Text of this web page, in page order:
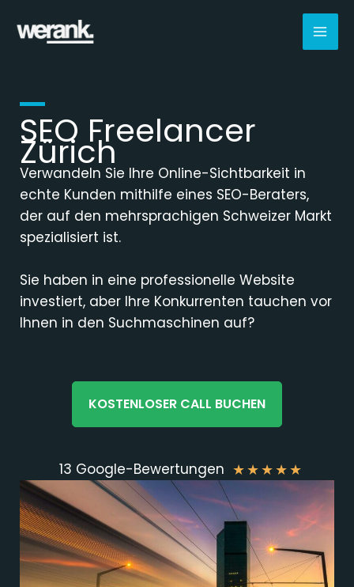
Inhalt
SEO Freelancer
Zürich
Verwandeln Sie Ihre Online-Sichtbarkeit in
echte Kunden mithilfe eines SEO-Beraters,
der auf den mehrsprachigen Schweizer Markt
spezialisiert ist.
Sie haben in eine professionelle Website
investiert, aber Ihre Konkurrenten tauchen vor
Ihnen in den Suchmaschinen auf?
KOSTENLOSER CALL BUCHEN
13 Google-Bewertungen ★★★★★